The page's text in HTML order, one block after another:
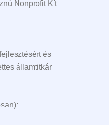
Nonprofit Kft
és
államtitkár